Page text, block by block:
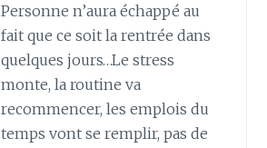
Personne n’aura échappé au
fait que ce soit la rentrée dans
quelques jours…Le stress
monte, la routine va
recommencer, les emplois du
temps vont se remplir, pas de